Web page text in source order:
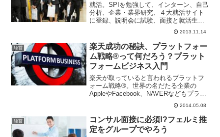
就活。SPIを勉強して、インターン、自己
分析、企業・業界研究、４大就活サイト
に登録、説明会に試験、面接と就活生は
やる事が沢山あります。でもこれってあ
りきたりだしみんなやってる事ですよ
ね。みんなやっている事を同じようにす
るって、なにか実績でも...
2013.11.14
経営
楽天成功の秘訣、プラットフォー
ム戦略®って何だろう？プラット
フォームビジネス入門
楽天が取っていると言われるプラットフ
ォーム戦略®。世界の名だたる企業の
AppleやFacebook、NAVERなどもプラッ
トフォーム戦略®を取っていると言われ
ます。このプラットフォーム戦略®（ビ
ジネス）とは一体なんなのでしょうか？
プラットフ...
2014.05.08
経営
コンサル面接に必須!?フェルミ推
定をグループでやろう